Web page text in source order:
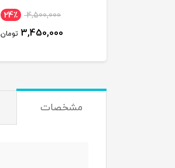
4,500,000 24٪
3,450,000 تومان
مشخصات